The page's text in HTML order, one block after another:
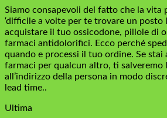
Siamo consapevoli del fatto che la vita
‘difficile a volte per te trovare un posto
acquistare il tuo ossicodone, pillole di
farmaci antidolorifici. Ecco perché
quando e processi il tuo ordine. Se stai
farmaci per qualcun altro, ti salveremo
all’indirizzo della persona in modo
lead time..
Ultima